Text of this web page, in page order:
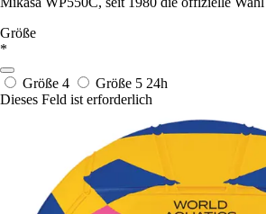
Größe
*
Größe 4 Größe 5 24h
Dieses Feld ist erforderlich